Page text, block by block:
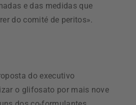
e das medidas que
do comité de peritos».
do executivo
o glifosato por mais nove